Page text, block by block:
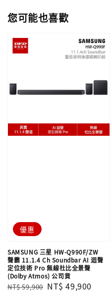
您可能也喜歡
優惠
SAMSUNG 三星 HW-Q990F/ZW
聲霸 11.1.4 Ch Soundbar AI 迴聲
定位技術 Pro 無線杜比全景聲
(Dolby Atmos) 公司貨
Regular
NT$ 59,900 Sale
NT$ 49,900